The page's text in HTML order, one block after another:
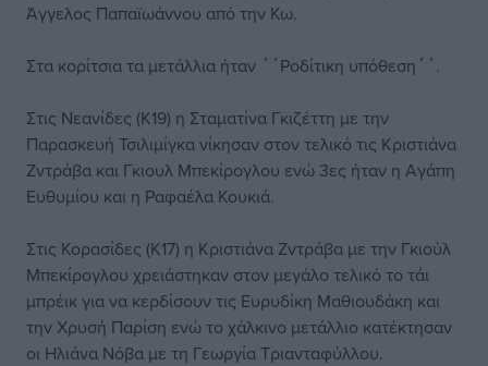
Άγγελος Παπαϊωάννου από την Κω.
Στα κορίτσια τα μετάλλια ήταν ΄΄Ροδίτικη υπόθεση΄΄.
Στις Νεανίδες (Κ19) η Σταματίνα Γκιζέττη με την
Παρασκευή Τσιλιμίγκα νίκησαν στον τελικό τις Κριστιάνα
Ζντράβα και Γκιουλ Μπεκίρογλου ενώ 3ες ήταν η Αγάπη
Ευθυμίου και η Ραφαέλα Κουκιά.
Στις Κορασίδες (Κ17) η Κριστιάνα Ζντράβα με την Γκιούλ
Μπεκίρογλου χρειάστηκαν στον μεγάλο τελικό το τάι
μπρέικ για να κερδίσουν τις Ευρυδίκη Μαθιουδάκη και
την Χρυσή Παρίση ενώ το χάλκινο μετάλλιο κατέκτησαν
οι Ηλιάνα Νόβα με τη Γεωργία Τριανταφύλλου.